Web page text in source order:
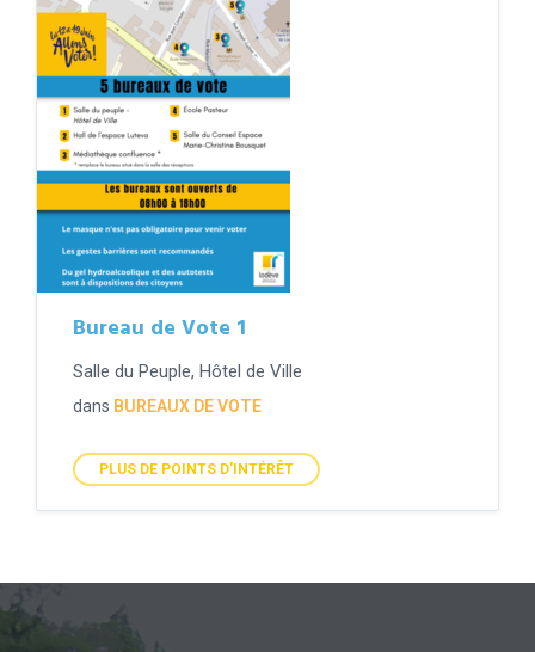
Bureau de Vote 1
Salle du Peuple, Hôtel de Ville
dans BUREAUX DE VOTE
PLUS DE POINTS D'INTÉRÊT